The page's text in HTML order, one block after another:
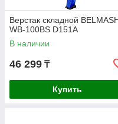
Верстак складной
WB-100BS D151A
В наличии
46 299 ₸
Купить